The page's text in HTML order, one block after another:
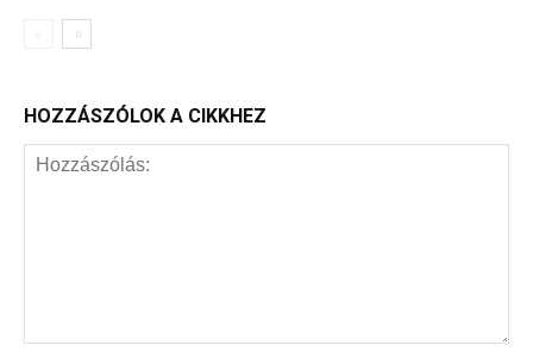
HOZZÁSZÓLOK A CIKKHEZ